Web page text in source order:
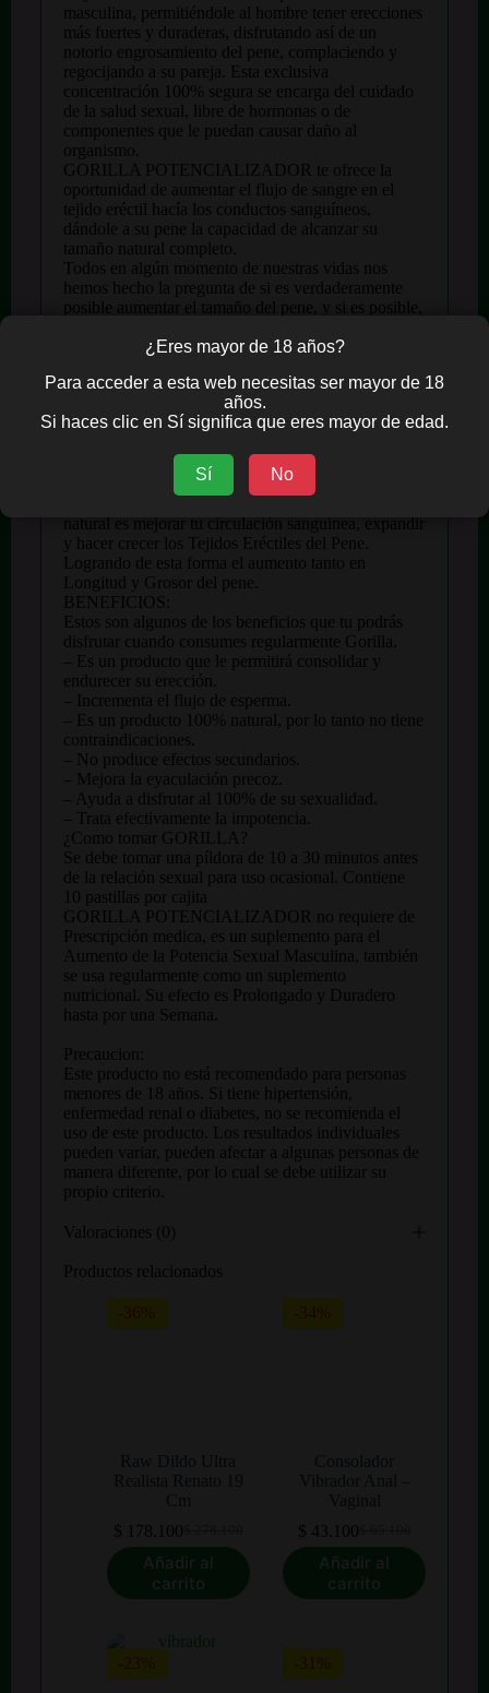
masculina, permitiéndole al hombre tener erecciones
más fuertes y duraderas, disfrutando así de un
notorio engrosamiento del pene, complaciendo y
regocijando a su pareja. Esta exclusiva
concentración 100% segura se encarga del cuidado
de la salud sexual, libre de hormonas o de
componentes que le puedan causar daño al
organismo.
GORILLA POTENCIALIZADOR te ofrece la
oportunidad de aumentar el flujo de sangre en el
tejido eréctil hacía los conductos sanguíneos,
dándole a su pene la capacidad de alcanzar su
tamaño natural completo.
Todos en algún momento de nuestras vidas nos
hemos hecho la pregunta de si es verdaderamente
posible aumentar el tamaño del pene, y si es posible,
Esponjoso que se llaman los Cuerpos Cavernosos.
Cuando la sangre llena estos tejidos se presenta una
erección del Pene. Entonces lo que determina el
cuerpos cavernosos del Pene y la circulación de la
sangre que llega al Pene.
natural es mejorar tu circulación sanguínea, expandir
y hacer crecer los Tejidos Eréctiles del Pene.
Logrando de esta forma el aumento tanto en
Longitud y Grosor del pene.
BENEFICIOS:
Estos son algunos de los beneficios que tu podrás
disfrutar cuando consumes regularmente Gorilla.
– Es un producto que le permitirá consolidar y
endurecer su erección.
– Incrementa el flujo de esperma.
– Es un producto 100% natural, por lo tanto no tiene
contraindicaciones.
– No produce efectos secundarios.
– Mejora la eyaculación precoz.
– Ayuda a disfrutar al 100% de su sexualidad.
– Trata efectivamente la impotencia.
¿Como tomar GORILLA?
Se debe tomar una píldora de 10 a 30 minutos antes
de la relación sexual para uso ocasional. Contiene
10 pastillas por cajita
GORILLA POTENCIALIZADOR no requiere de
Prescripción medica, es un suplemento para el
Aumento de la Potencia Sexual Masculina, también
se usa regularmente como un suplemento
nutricional. Su efecto es Prolongado y Duradero
hasta por una Semana.
Precaucion:
Este producto no está recomendado para personas
menores de 18 años. Si tiene hipertensión,
enfermedad renal o diabetes, no se recomienda el
uso de este producto. Los resultados individuales
pueden variar, pueden afectar a algunas personas de
manera diferente, por lo cual se debe utilizar su
propio criterio.
Valoraciones (0)
Productos relacionados
-36%
El
precio
original
$ 178.100
El
precio
actual
Añadir al
carrito
-34%
El
precio
original
$ 43.100El
precio
actual
Añadir al
carrito
-23% -31%
¿Eres mayor de 18 años?
Para acceder a esta web necesitas ser mayor de 18
años.
Si haces clic en Sí significa que eres mayor de edad.
Sí No